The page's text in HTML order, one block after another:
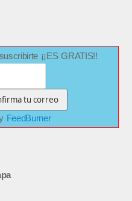
¡¡ES GRATIS!!
FeedBurner